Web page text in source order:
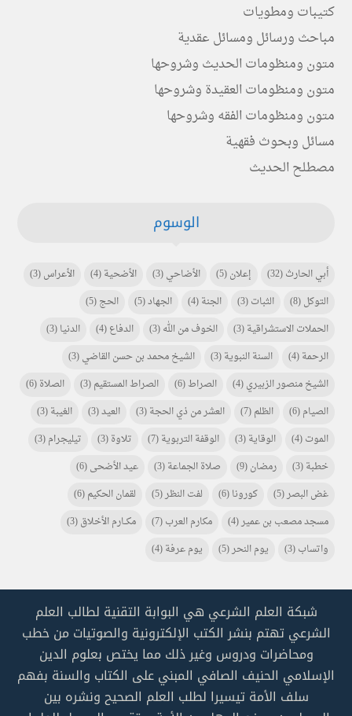
كتيبات ومطويات
مباحث ورسائل ومسائل عقدية
متون ومنظومات الحديث وشروحها
متون ومنظومات العقيدة وشروحها
متون ومنظومات الفقه وشروحها
مسائل وبحوث فقهية
مصطلح الحديث
الوسوم
أبي الحارث(32) إعلان(5) الأضاحي(3) الأضحية(4) الأعراس(3)
التوكل(8) الثبات(3) الجنة(4) الجهاد(5) الحج(5)
الحملات الاستشراقية(3) الخوف من الله(3) الدفاع(4) الدنيا(3)
الرحمة(4) السنة النبوية(3) الشيخ محمد بن حسن القاضي(3)
الشيخ منصور الزبيري(4) الصراط(6) الصراط المستقيم(3) الصلاة(6)
الصيام(6) الظلم(7) العشر من ذي الحجة(3) العيد(3) الغيبة(3)
الموت(4) الوقاية(3) الوقفة التربوية(7) تلاوة(3) تيليجرام(3)
خطبة(3) رمضان(9) صلاة الجماعة(3) عيد الأضحى(6)
غض البصر(5) كورونا(6) لفت النظر(5) لقمان الحكيم(6)
مسجد مصعب بن عمير(4) مكارم العرب(7) مكـــارم الأخلاق(3)
واتساب(3) يوم النحر(5) يوم عرفة(4)
شبكة العلم الشرعي هي البوابة التقنية لطالب العلم
الشرعي تهتم بنشر الكتب الإلكترونية والصوتيات من خطب
ومحاضرات ودروس وغير ذلك مما يختص بعلوم الدين
الإسلامي الحنيف الصافي المبني على الكتاب والسنة بفهم
سلف الأمة تيسيرا لطلب العلم الصحيح ونشره بين